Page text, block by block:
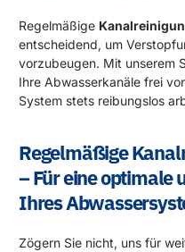
Regelmäßige
entscheidend, um
vorzubeugen. Mit unserem
Ihre Abwasserkanäle frei
System stets reibungslos
Regelmäßige
– Für eine optimale
Ihres
Zögern Sie nicht, uns für